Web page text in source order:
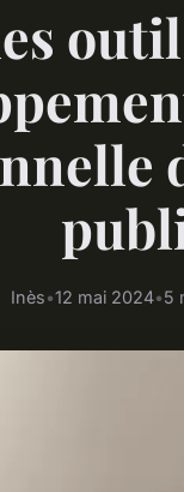
Inès•12 mai 2024•5